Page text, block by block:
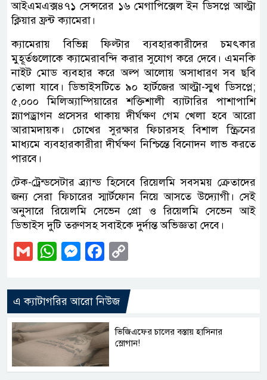
আইএমএক্স৪৭১ সেন্সরের ১৬ মেগাপিক্সেল ইন ডিসপ্লে আল্ট্রা
ক্লিয়ার ফ্রন্ট ক্যামেরা।
ক্যামেরায় বিভিন্ন ফিল্টার ব্যবহারকারীদের চমৎকার
মুহূর্তগুলোকে ক্যামেরাবন্দি করার সুযোগ করে দেবে। এমনকি
নাইট মোড ব্যবহার করে অল্প আলোয় অসাধারণ সব ছবি
তোলা যাবে। ডিভাইসটিতে ৯০ হার্টজের আল্ট্রা-স্মুথ ডিসপ্লে;
৫,০০০ মিলিঅ্যাম্পিয়ারের শক্তিশালী ব্যাটারির পাশাপাশি
স্ন্যাপড্রাগন প্রসেসর থাকায় দীর্ঘক্ষণ গেম খেলা হবে আরো
আরামদায়ক। চোখের সুরক্ষার ফিচারসহ বিশাল স্ক্রিনের
মাধ্যমে ব্যবহারকারীরা দীর্ঘক্ষণ নিশ্চিন্তে বিনোদন লাভ করতে
পারবে।
টেক-ট্রেন্ডসেটার ব্র্যান্ড হিসেবে রিয়েলমি সবসময় ক্রেতাদের
জন্য সেরা ফিচারের স্মার্টফোন নিয়ে আসতে উদ্যোগী। সেই
অনুসারে রিয়েলমি সেভেন প্রো ও রিয়েলমি সেভেন আই
ডিভাইস দুটি তরুণসহ সবাইকে দুর্দান্ত অভিজ্ঞতা দেবে।
GmailWhatsApp
Messenger
Facebook
এ ক্যাটাগরির আরো নিউজ
ভিজিএফের চালের বস্তায় হাসিনার
স্লোগান!